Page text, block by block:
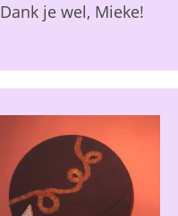
Dank je wel, Mieke!